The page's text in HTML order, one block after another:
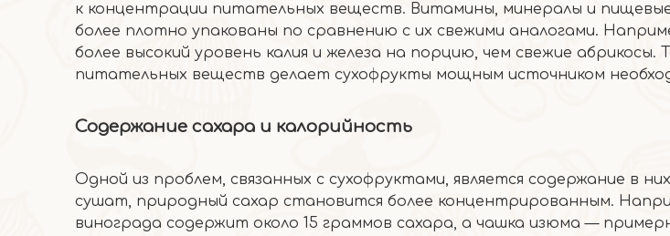
к концентрации питательных веществ. Витамины, минералы и пищевые
более плотно упакованы по сравнению с их свежими аналогами.
более высокий уровень калия и железа на порцию, чем свежие абрикосы.
питательных веществ делает сухофрукты мощным источником
Содержание сахара и калорийность
Одной из проблем, связанных с сухофруктами, является содержание в
сушат, природный сахар становится более концентрированным.
винограда содержит около 15 граммов сахара, а чашка изюма —